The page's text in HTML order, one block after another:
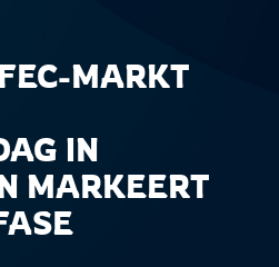
MARKT
IN
MARKEERT